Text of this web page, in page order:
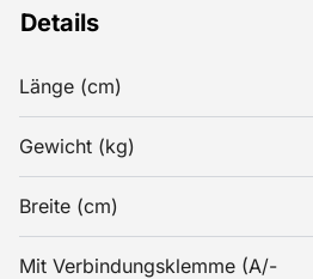
Details
Länge (cm)
Gewicht (kg)
Breite (cm)
Mit Verbindungsklemme (A/-